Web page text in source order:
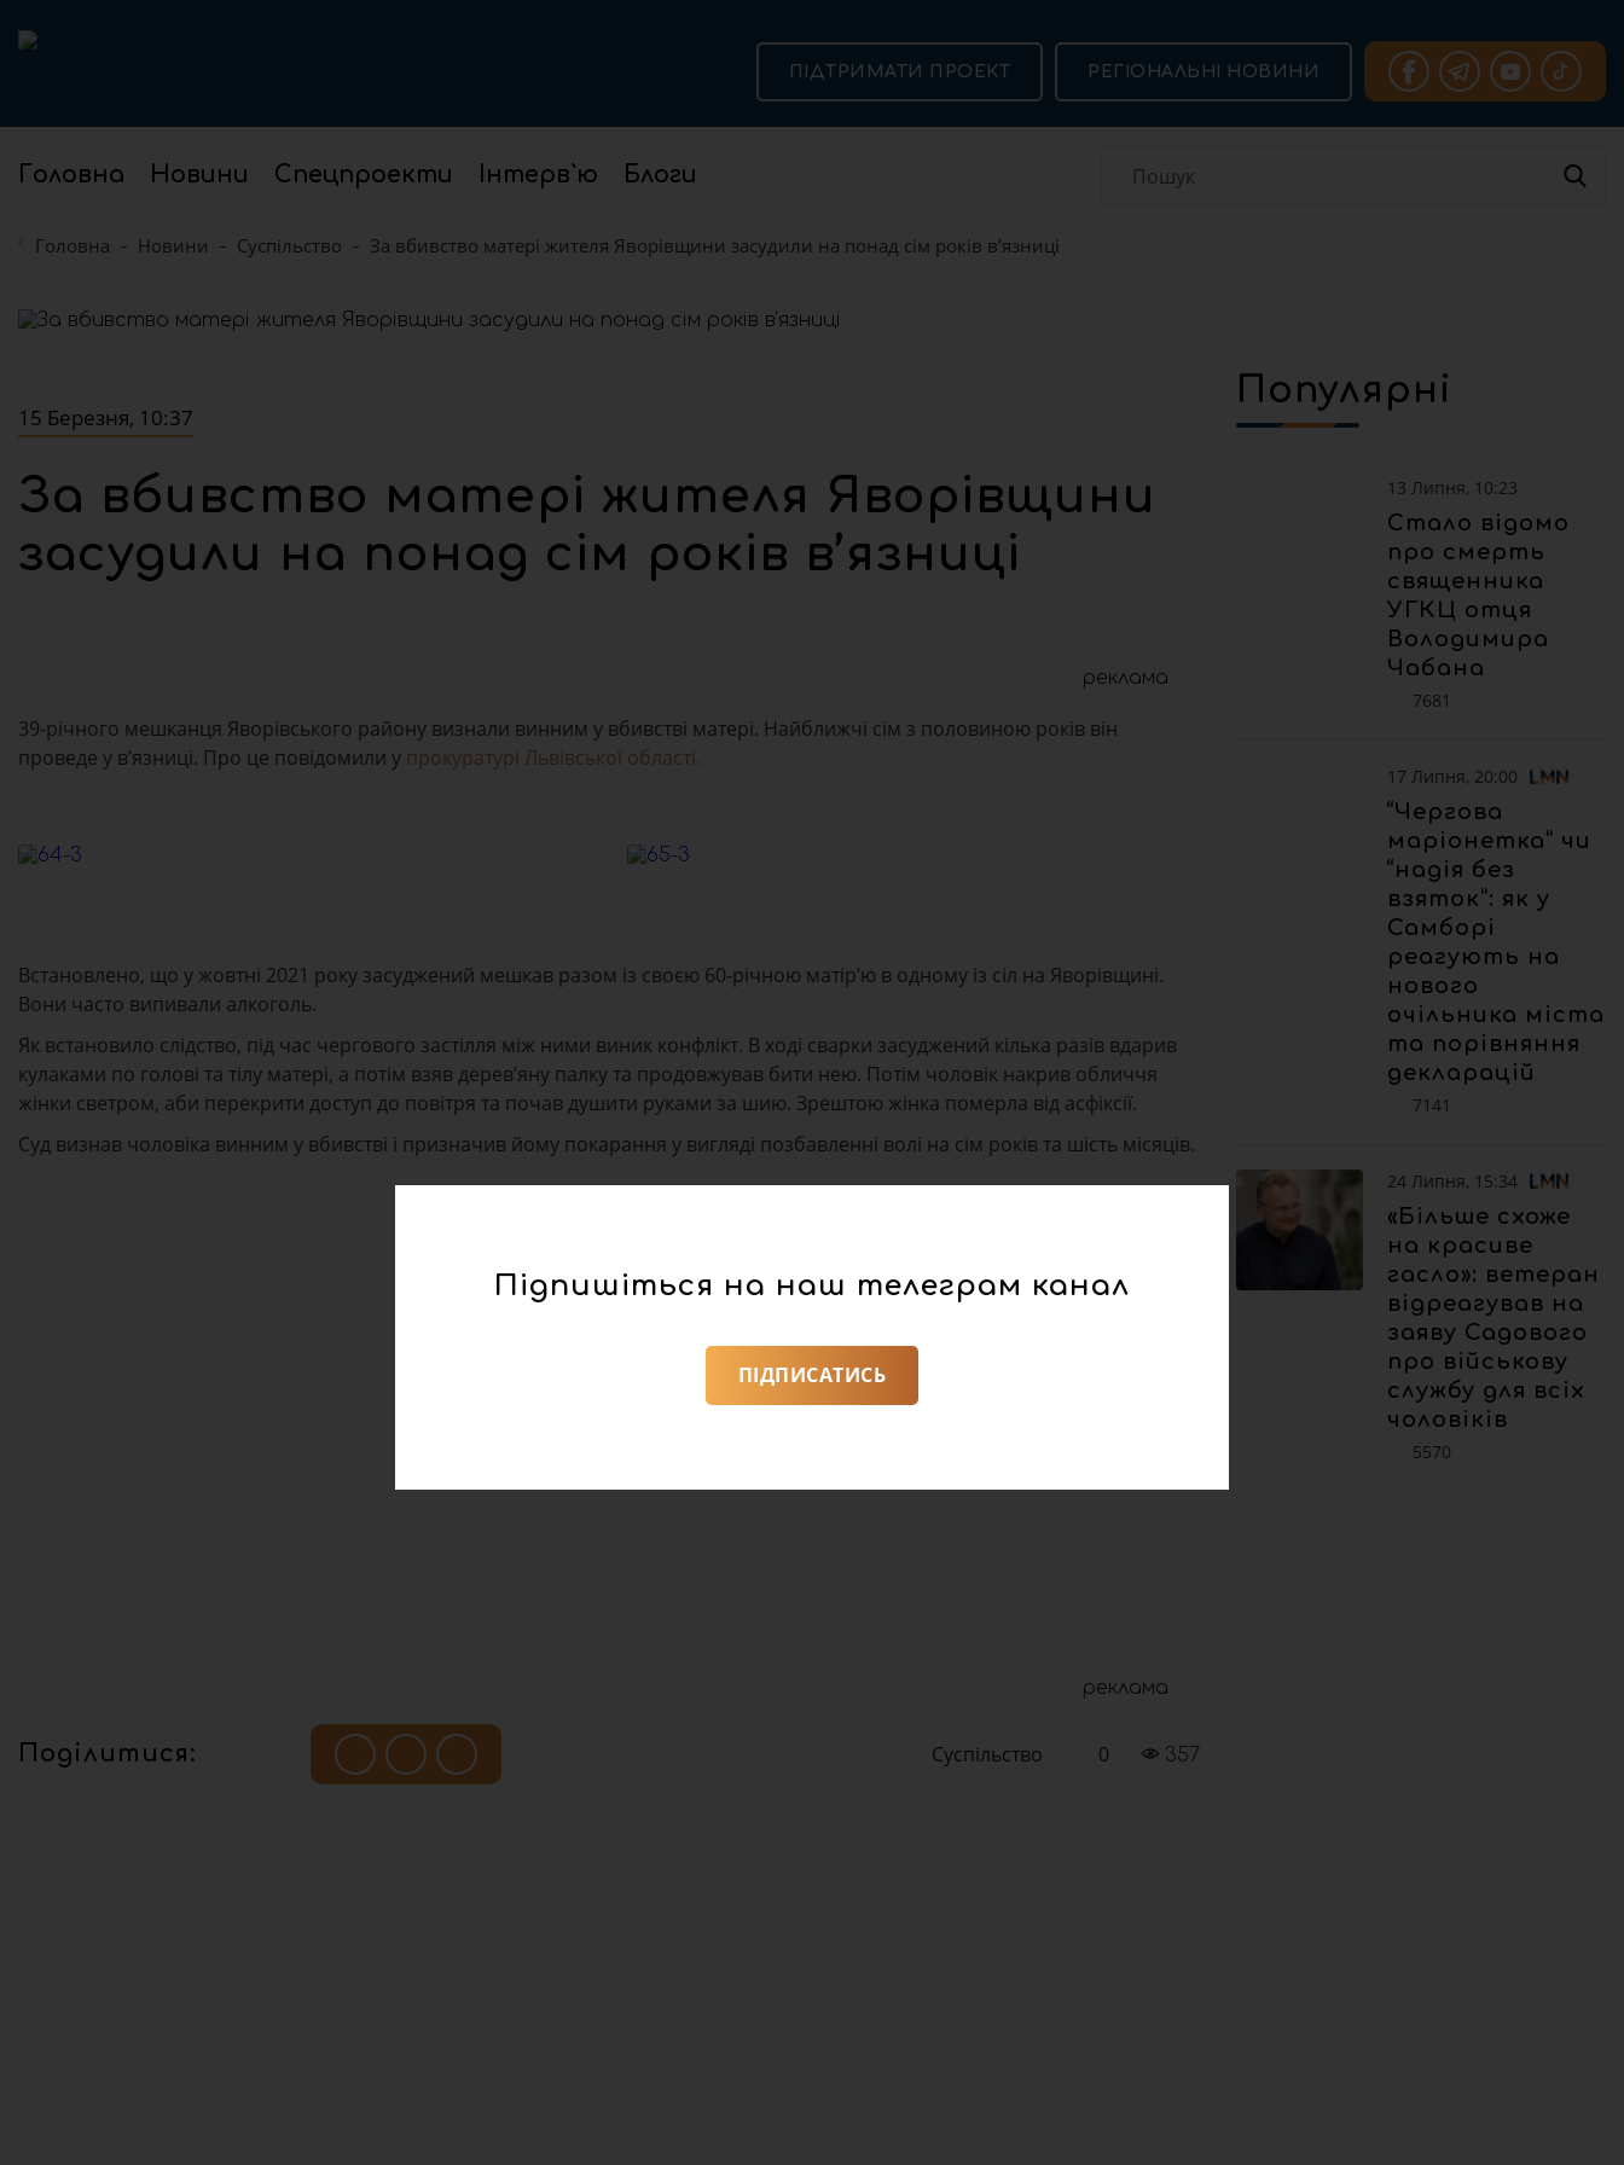
Головна Новини Спецпроекти Інтерв`ю Блоги
ПІДТРИМАТИ ПРОЕКТ РЕГІОНАЛЬНІ НОВИНИ
Головна Новини Суспільство За вбивство матері жителя Яворівщини засудили на понад сім років в’язниці
15 Березня, 10:37
За вбивство матері жителя Яворівщини
засудили на понад сім років в’язниці
реклама
39-річного мешканця Яворівського району визнали винним у вбивстві матері. Найближчі сім з половиною років він
проведе у в’язниці. Про це повідомили у прокуратурі Львівської області.
Встановлено, що у жовтні 2021 року засуджений мешкав разом із своєю 60-річною матір’ю в одному із сіл на Яворівщині.
Вони часто випивали алкоголь.
Як встановило слідство, під час чергового застілля між ними виник конфлікт. В ході сварки засуджений кілька разів вдарив
кулаками по голові та тілу матері, а потім взяв дерев’яну палку та продовжував бити нею. Потім чоловік накрив обличчя
жінки светром, аби перекрити доступ до повітря та почав душити руками за шию. Зрештою жінка померла від асфіксії.
Суд визнав чоловіка винним у вбивстві і призначив йому покарання у вигляді позбавленні волі на сім років та шість місяців.
реклама
Поділитися: Суспільство 0 357
Популярні
13 Липня, 10:23
Стало відомо
про смерть
священника
УГКЦ отця
Володимира
Чабана
7681
17 Липня, 20:00
“Чергова
маріонетка” чи
“надія без
взяток”: як у
Самборі
реагують на
нового
очільника міста
та порівняння
декларацій
7141
24 Липня, 15:34
«Більше схоже
на красиве
гасло»: ветеран
відреагував на
заяву Садового
про військову
службу для всіх
чоловіків
5570
Підпишіться на наш телеграм канал
ПІДПИСАТИСЬ